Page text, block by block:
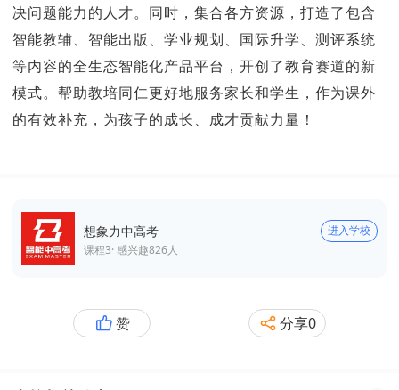
决问题能力的人才。同时，集合各方资源，打造了包含
智能教辅、智能出版、学业规划、国际升学、测评系统
等内容的全生态智能化产品平台，开创了教育赛道的新
模式。帮助教培同仁更好地服务家长和学生，作为课外
的有效补充，为孩子的成长、成才贡献力量！
想象力中高考
进入学校
课程3· 感兴趣826人
赞 分享0